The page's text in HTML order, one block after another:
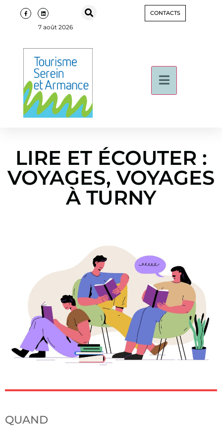
7 août 2026
CONTACTS
LIRE ET ÉCOUTER :
VOYAGES, VOYAGES
À TURNY
QUAND